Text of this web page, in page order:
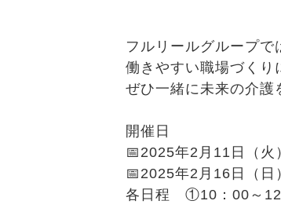
フルリールグループで
働きやすい職場づくり
ぜひ一緒に未来の介護
開催日
📅2025年2月11日（火
📅2025年2月16日（日
各日程 ①10：00～